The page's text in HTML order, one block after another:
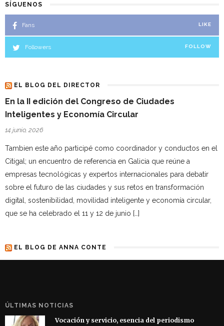
SÍGUENOS
Fans LIKE
Followers FOLLOW
EL BLOG DEL DIRECTOR
En la II edición del Congreso de Ciudades
Inteligentes y Economía Circular
14 junio, 2026
Tambien este año participé como coordinador y conductos en el
Citigal; un encuentro de referencia en Galicia que reúne a
empresas tecnológicas y expertos internacionales para debatir
sobre el futuro de las ciudades y sus retos en transformación
digital, sostenibilidad, movilidad inteligente y economía circular,
que se ha celebrado el 11 y 12 de junio […]
EL BLOG DE ANNA CONTE
ÚLTIMAS NOTICIAS
Vocación y servicio, esencia del periodismo